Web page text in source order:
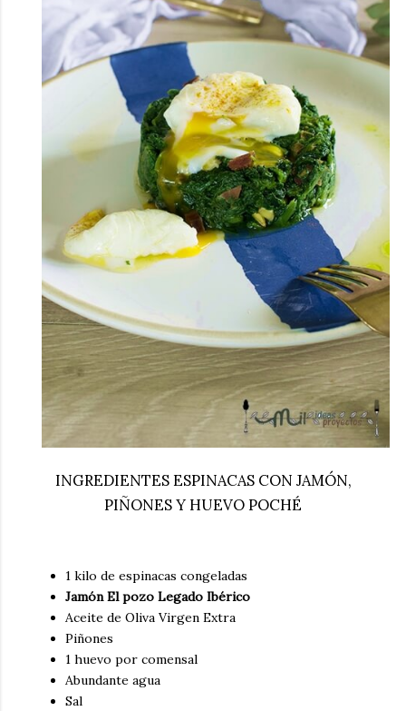
INGREDIENTES ESPINACAS CON JAMÓN,
PIÑONES Y HUEVO POCHÉ
1 kilo de espinacas congeladas
Jamón El pozo Legado Ibérico
Aceite de Oliva Virgen Extra
Piñones
1 huevo por comensal
Abundante agua
Sal